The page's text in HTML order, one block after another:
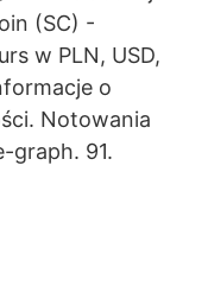
(SC) -
w PLN, USD,
o
Notowania
graph. 91.